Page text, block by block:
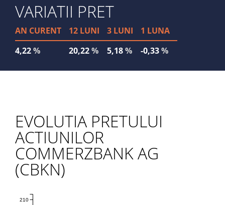
VARIATII PRET
AN CURENT 12 LUNI 3 LUNI
1 LUNA
4,22% 20,22% 5,18% -0,33%
EVOLUTIA PRETULUI
ACTIUNILOR
COMMERZBANK AG
(CBKN)
210